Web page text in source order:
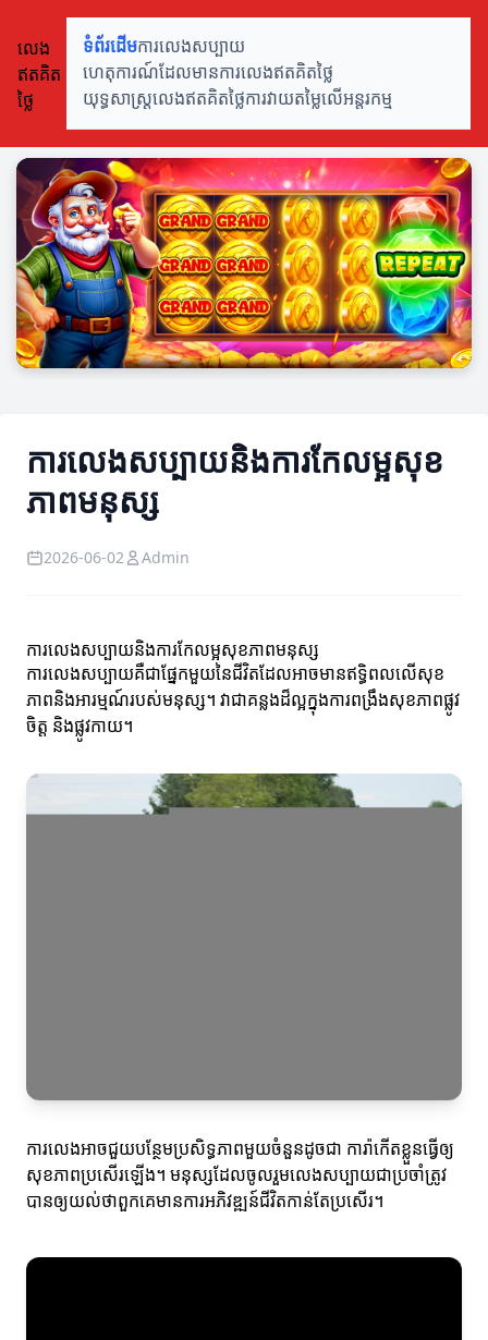
លេង
ឥតគិត
ថ្លៃ
ទំព័រដើមការលេងសប្បាយ
ហេតុការណ៍ដែលមានការលេងឥតគិតថ្លៃ
យុទ្ធសាស្ត្រលេងឥតគិតថ្លៃការវាយតម្លៃលើអន្តរកម្ម
ការលេងសប្បាយនិងការកែលម្អសុខ
ភាពមនុស្ស
2026-06-02 Admin
ការលេងសប្បាយនិងការកែលម្អសុខភាពមនុស្ស
ការលេងសប្បាយគឺជាផ្នែកមួយនៃជីវិតដែលអាចមានឥទ្ធិពលលើសុខ
ភាពនិងអារម្មណ៍របស់មនុស្ស។ វាជាគន្លងដ៏ល្អក្នុងការពង្រឹងសុខភាពផ្លូវ
ចិត្ត និងផ្លូវកាយ។
ការលេងអាចជួយបន្ថែមប្រសិទ្ធភាពមួយចំនួនដូចជា ការ៉ាកើតខ្លួនធ្វើឲ្យ
សុខភាពប្រសើរឡើង។ មនុស្សដែលចូលរួមលេងសប្បាយជាប្រចាំត្រូវ
បានឲ្យយល់ថាពួកគេមានការអភិវឌ្ឍន៍ជីវិតកាន់តែប្រសើរ។